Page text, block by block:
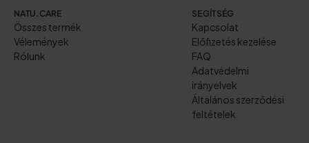
NATU.CARE
Összes termék
Vélemények
Rólunk
SEGÍTSÉG
Kapcsolat
Előfizetés kezelése
FAQ
Adatvédelmi
irányelvek
Általános szerződési
feltételek